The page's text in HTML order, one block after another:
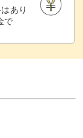
あり
で